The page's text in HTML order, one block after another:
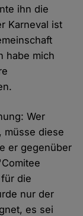
ihn die
Karneval ist
habe mich
Wer
müsse diese
er gegenüber
die
nur der
es sei